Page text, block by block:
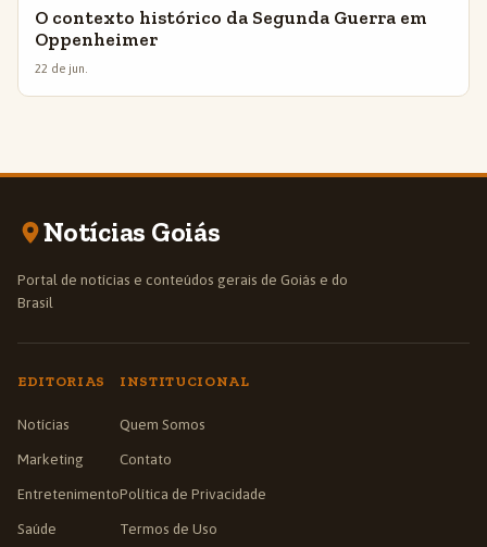
O contexto histórico da Segunda Guerra em
Oppenheimer
22 de jun.
Notícias Goiás
Portal de notícias e conteúdos gerais de Goiás e do
Brasil
EDITORIAS
Notícias
Marketing
Entretenimento
Saúde
INSTITUCIONAL
Quem Somos
Contato
Política de Privacidade
Termos de Uso